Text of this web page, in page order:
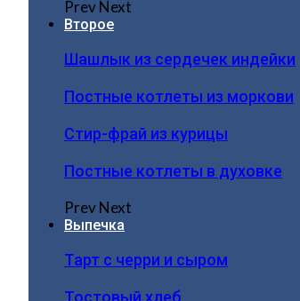
PrevNext
Второе
Шашлык из сердечек индейки
Постные котлеты из моркови
Стир-фрай из курицы
Постные котлеты в духовке
PrevNext
Выпечка
Тарт с черри и сыром
Тостовый хлеб